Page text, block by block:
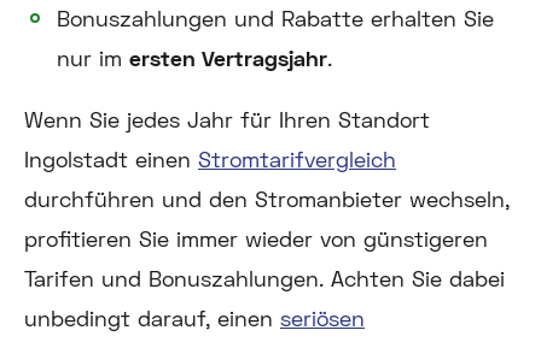
Bonuszahlungen und Rabatte erhalten Sie
nur im ersten Vertragsjahr.
Wenn Sie jedes Jahr für Ihren Standort
Ingolstadt einen Stromtarifvergleich
durchführen und den Stromanbieter wechseln,
profitieren Sie immer wieder von günstigeren
Tarifen und Bonuszahlungen. Achten Sie dabei
unbedingt darauf, einen seriösen